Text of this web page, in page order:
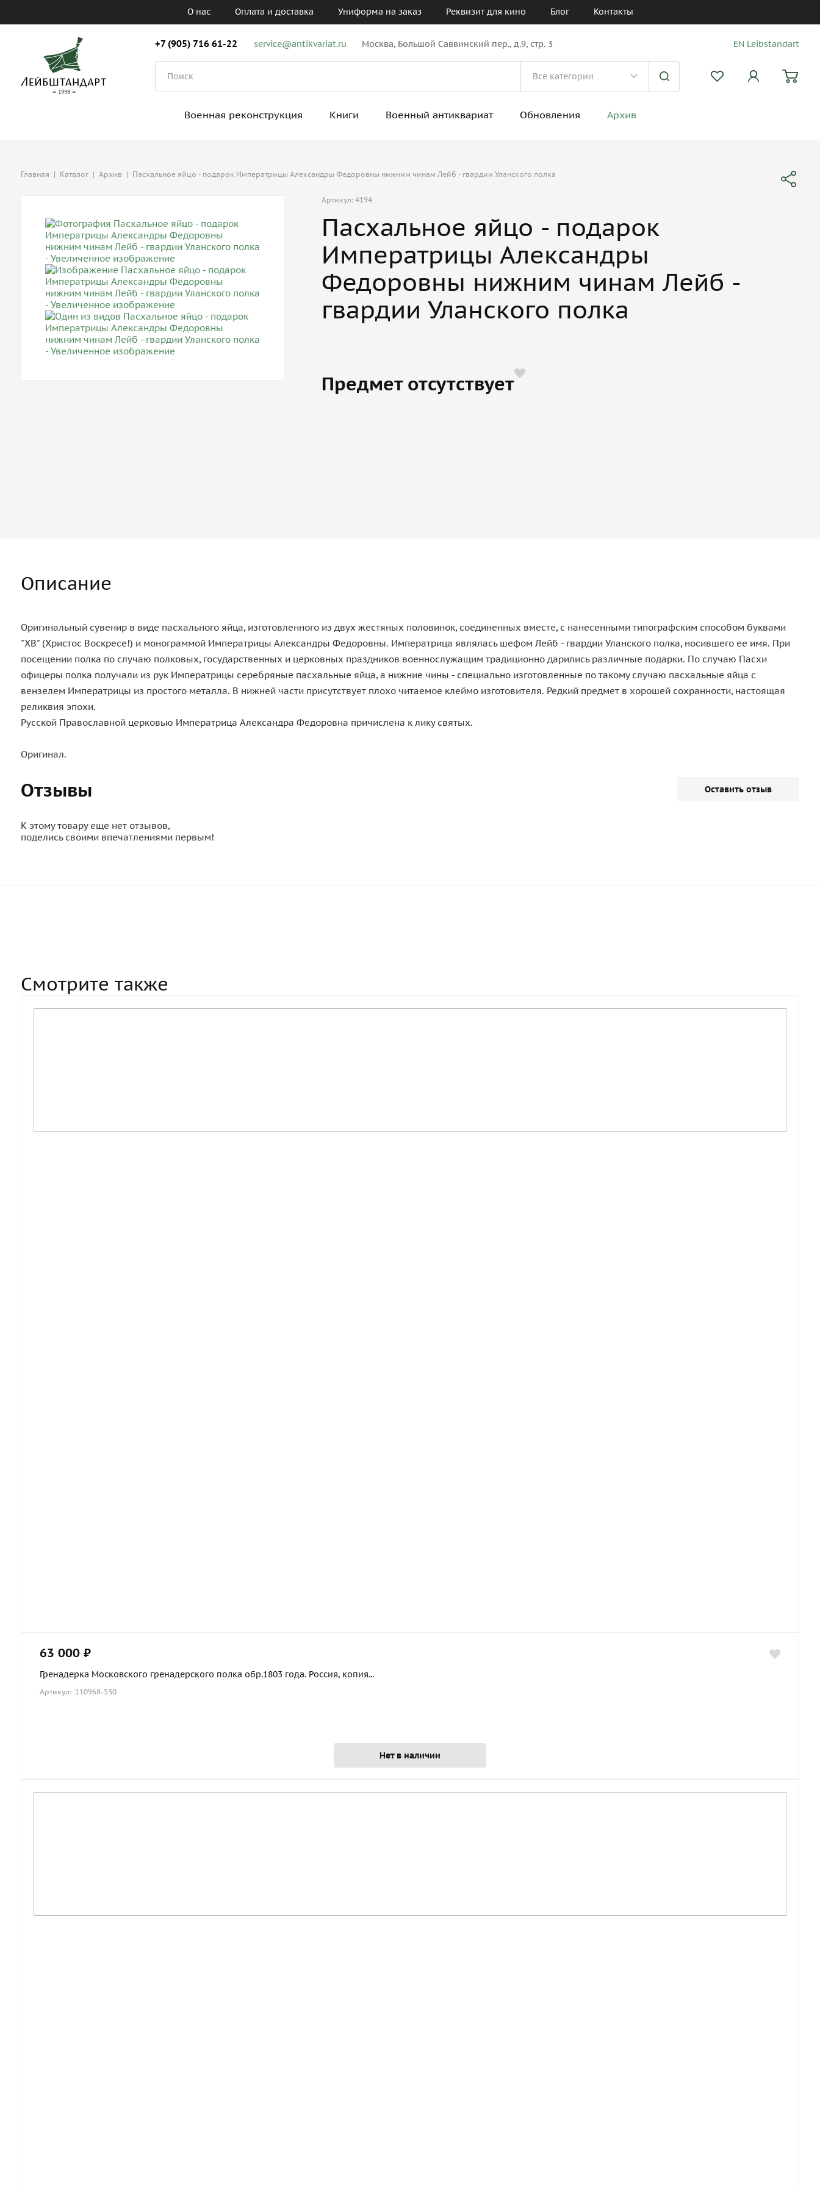
О нас Оплата и доставка Униформа на заказ Реквизит для кино Блог Контакты
+7 (905) 716 61-22 service@antikvariat.ru Москва, Большой Саввинский пер., д.9, стр. 3 EN Leibstandart
Военная реконструкция Книги Военный антиквариат Обновления Архив
Главная | Каталог | Архив | Пасхальное яйцо - подарок Императрицы Александры Федоровны нижним чинам Лейб - гвардии Уланского полка
Артикул: 4194
Пасхальное яйцо - подарок
Императрицы Александры
Федоровны нижним чинам Лейб -
гвардии Уланского полка
Предмет отсутствует
Описание
Оригинальный сувенир в виде пасхального яйца, изготовленного из двух жестяных половинок, соединенных вместе, с нанесенными типографским способом буквами
"ХВ" (Христос Воскресе!) и монограммой Императрицы Александры Федоровны. Императрица являлась шефом Лейб - гвардии Уланского полка, носившего ее имя. При
посещении полка по случаю полковых, государственных и церковных праздников военнослужащим традиционно дарились различные подарки. По случаю Пасхи
офицеры полка получали из рук Императрицы серебряные пасхальные яйца, а нижние чины - специально изготовленные по такому случаю пасхальные яйца с
вензелем Императрицы из простого металла. В нижней части присутствует плохо читаемое клеймо изготовителя. Редкий предмет в хорошей сохранности, настоящая
реликвия эпохи.
Русской Православной церковью Императрица Александра Федоровна причислена к лику святых.
Оригинал.
Отзывы Оставить отзыв
К этому товару еще нет отзывов,
поделись своими впечатлениями первым!
Смотрите также
63 000 ₽
Гренадерка Московского гренадерского полка обр.1803 года. Россия, копия...
Артикул: 110968-530
Нет в наличии